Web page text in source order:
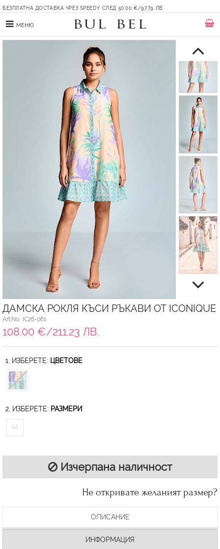
БЕЗПЛАТНА ДОСТАВКА ЧРЕЗ SPEEDY СЛЕД 50.00 €/97.79 ЛВ.
МЕНЮ
ДАМСКА РОКЛЯ КЪСИ РЪКАВИ ОТ ICONIQUE
Art.No.: IC26-061
108.00 €/211.23 ЛВ.
1. ИЗБЕРЕТЕ: ЦВЕТОВЕ
2. ИЗБЕРЕТЕ: РАЗМЕРИ
M
Изчерпана наличност
Не откривате желаният размер?
ОПИСАНИЕ
ИНФОРМАЦИЯ